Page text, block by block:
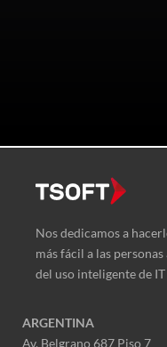
Nos dedicamos a
más fácil a las personas
del uso inteligente de IT
ARGENTINA
Av. Belgrano 687 Piso 7